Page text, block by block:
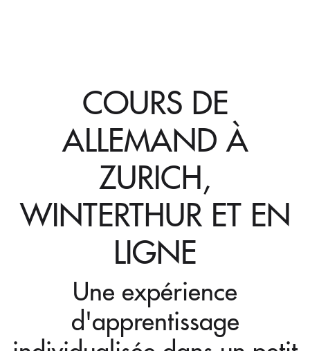
COURS DE
ALLEMAND À
ZURICH,
WINTERTHUR ET EN
LIGNE
Une expérience
d'apprentissage